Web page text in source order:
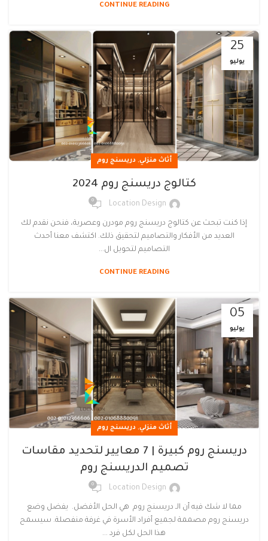
CONTINUE READING
25
يوليو
أثاث منزلي, دريسنج روم
كتالوج دريسنج روم 2024
Location Design
0
إذا كنت تبحث عن كتالوج دريسنج روم مودرن وعصرية، فنحن نقدم لك
العديد من الأفكار والتصاميم لتحقيق ذلك. اكتشف معنا أحدث
التصاميم لتحويل ال...
CONTINUE READING
05
يوليو
أثاث منزلي, دريسنج روم
دريسنج روم كبيرة | 7 معايير لتحديد مقاسات
تصميم الدريسنج روم
Location Design
0
مما لا شك فيه أن الـ دريسنج روم هي الحل الأفضل. يفضل وضع
دريسنج روم مصممة لجميع أفراد الأسرة في غرفة منفصلة. سيسمح
هذا الحل لكل فرد ...